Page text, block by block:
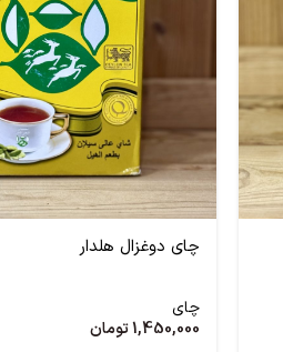
چای دوغزال هلدار
چای
1,450,000تومان